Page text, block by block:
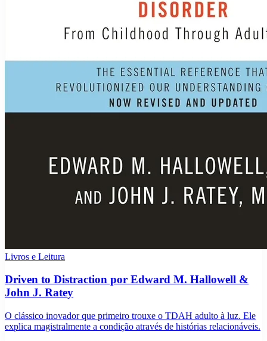
Livros e Leitura
Driven to Distraction por Edward M. Hallowell &
John J. Ratey
O clássico inovador que primeiro trouxe o TDAH adulto à luz. Ele
explica magistralmente a condição através de histórias relacionáveis.